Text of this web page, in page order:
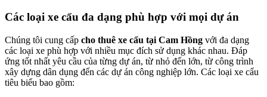
Các loại xe cẩu đa dạng phù hợp với mọi dự án
Chúng tôi cung cấp cho thuê xe cẩu tại Cam Hồng với đa dạng
các loại xe phù hợp với nhiều mục đích sử dụng khác nhau. Đáp
ứng tốt nhất yêu cầu của từng dự án, từ nhỏ đến lớn, từ công trình
xây dựng dân dụng đến các dự án công nghiệp lớn. Các loại xe cẩu
tiêu biểu bao gồm: